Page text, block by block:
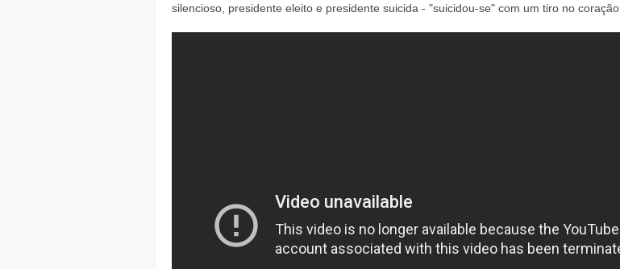
silencioso, presidente eleito e presidente suicida - "suicidou-se" com um tiro no coração.